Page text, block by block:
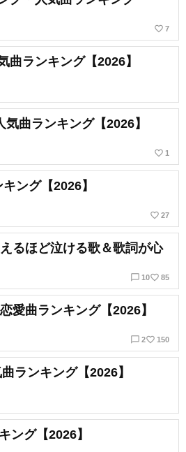
favorite_border 7
曲ランキング【2026】
曲ランキング【2026】
favorite_border 1
ング【2026】
favorite_border 27
るほど泣ける歌＆歌詞が心
chat_bubble_outline 10favorite_border 85
愛曲ランキング【2026】
chat_bubble_outline 2favorite_border 150
ランキング【2026】
ング【2026】